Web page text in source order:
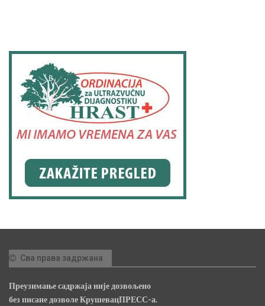
Сва права задржана
Преузимање садржаја није дозвољено
без писане дозволе КрушевацПРЕСС-а.